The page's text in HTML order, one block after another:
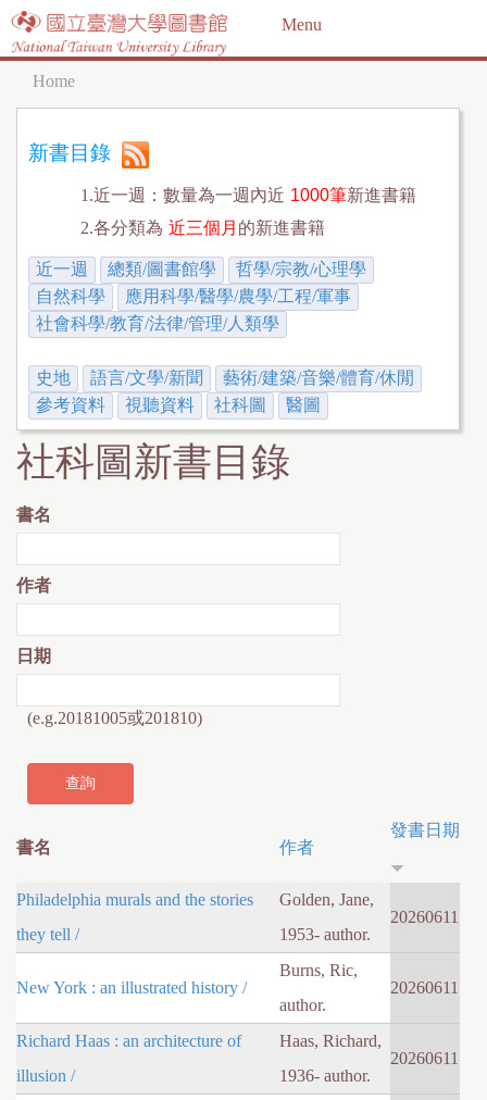
Jump to navigation
Menu
Y
o
r
e
h
e
r
e
Home
新書目錄
1.近一週：數量為一週內近 1000筆新進書籍
2.各分類為 近三個月 的新進書籍
近一週 總類/圖書館學
哲學/宗教/心理學
自然科學
應用科學/醫學/農學/工程/軍事
社會科學/教育/法律/管理/人類學
史地 語言/文學/新聞
藝術/建築/音樂/體育/休閒
參考資料
視聽資料 社科圖 醫圖
社科圖新書目錄
書名
作者
日期
(e.g.20181005或201810)
書名 作者
發書日期
Philadelphia murals and the stories
they tell /
Golden, Jane,
1953- author.
20260611
New York : an illustrated history /
Burns, Ric,
author.
20260611
Richard Haas : an architecture of
illusion /
Haas, Richard,
1936- author.
20260611